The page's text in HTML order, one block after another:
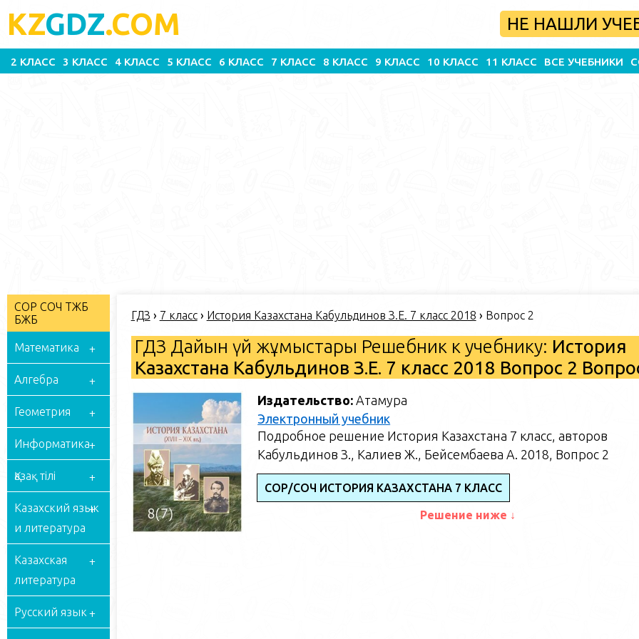
KZGDZ.COM НЕ НАШЛИ
2 КЛАСС 3 КЛАСС 4 КЛАСС 5 КЛАСС 6 КЛАСС 7 КЛАСС 8 КЛАСС 9 КЛАСС 10 КЛАСС 11 КЛАСС ВСЕ УЧЕБНИКИ
СОР СОЧ ТЖБ
БЖБ
Математика
Алгебра
Геометрия
Информатика
Қазақ тілі
Казахский язык
и литература
Казахская
литература
Русский язык
ГДЗ › 7 класс› История Казахстана Кабульдинов З.Е. 7 класс 2018 › Вопрос 2
ГДЗ Дайын үй жұмыстары Решебник к учебнику: История
Казахстана Кабульдинов З.Е. 7 класс 2018 Вопрос 2
Издательство:Атамура
Электронный учебник
Подробное решение История Казахстана 7 класс, авторов
Кабульдинов З., Калиев Ж., Бейсембаева А. 2018, Вопрос 2
СОР/СОЧ ИСТОРИЯ КАЗАХСТАНА 7 КЛАСС
Решение ниже ↓